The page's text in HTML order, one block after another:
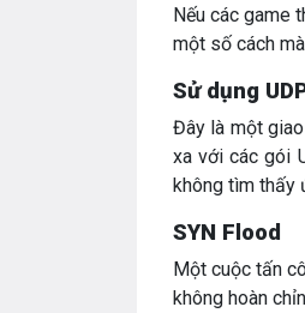
Nếu các game
một số cách
Sử dụng
Đây là một
xa với các gói
không tìm thấy
SYN Flood
Một cuộc tấn
không hoàn